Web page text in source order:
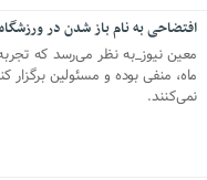
افتضاحی به نام باز شدن در
ماه، منفی بوده و مسئولین برگزار
نمی‌کنند.